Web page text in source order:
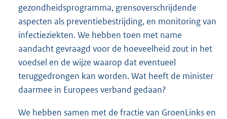
gezondheidsprogramma, grensoverschrijdende
aspecten als preventiebestrijding, en monitoring van
infectieziekten. We hebben toen met name
aandacht gevraagd voor de hoeveelheid zout in het
voedsel en de wijze waarop dat eventueel
teruggedrongen kan worden. Wat heeft de minister
daarmee in Europees verband gedaan?
We hebben samen met de fractie van GroenLinks en